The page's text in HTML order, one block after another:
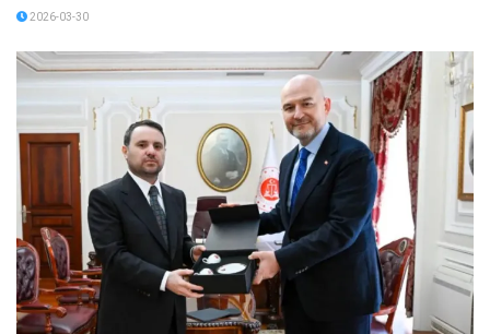
2026-03-30